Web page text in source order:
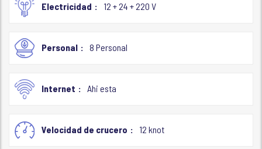
Electricidad 12 + 24 + 220 V
Personal 8 Personal
Internet Ahi esta
Velocidad de crucero 12 knot